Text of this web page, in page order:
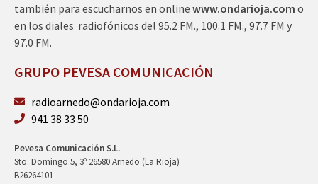
también para escucharnos en online www.ondarioja.com o
en los diales radiofónicos del 95.2 FM., 100.1 FM., 97.7 FM y
97.0 FM.
GRUPO PEVESA COMUNICACIÓN
radioarnedo@ondarioja.com
941 38 33 50
Pevesa Comunicación S.L.
Sto. Domingo 5, 3º 26580 Arnedo (La Rioja)
B26264101